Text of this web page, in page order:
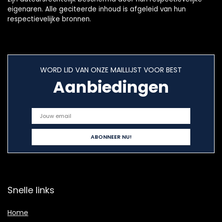
eigenaren. Alle geciteerde inhoud is afgeleid van hun
respectievelijke bronnen.
WORD LID VAN ONZE MAILLIJST VOOR BEST
Aanbiedingen
Snelle links
Home